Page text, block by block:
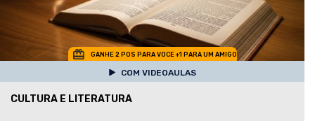
GANHE 2 POS PARA VOCE +1 PARA UM AMIGO
COM VIDEOAULAS
CULTURA E LITERATURA